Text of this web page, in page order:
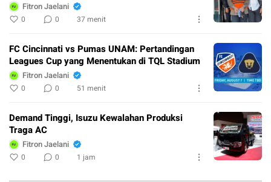
Fitron Jaelani
0 0 37 menit
FC Cincinnati vs Pumas UNAM: Pertandingan
Leagues Cup yang Menentukan di TQL Stadium
Fitron Jaelani
0 0 51 menit
Demand Tinggi, Isuzu Kewalahan Produksi
Traga AC
Fitron Jaelani
0 0 1 jam